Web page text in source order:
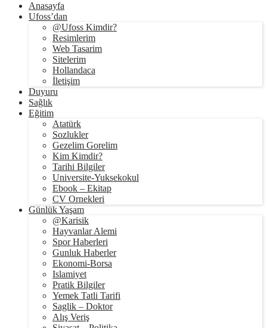
Anasayfa
Ufoss’dan
@Ufoss Kimdir?
Resimlerim
Web Tasarim
Sitelerim
Hollandaca
İletişim
Duyuru
Sağlık
Eğitim
Atatürk
Sozlukler
Gezelim Gorelim
Kim Kimdir?
Tarihi Bilgiler
Universite-Yuksekokul
Ebook – Ekitap
CV Ornekleri
Günlük Yaşam
@Karisik
Hayvanlar Alemi
Spor Haberleri
Gunluk Haberler
Ekonomi-Borsa
Islamiyet
Pratik Bilgiler
Yemek Tatli Tarifi
Saglik – Doktor
Alış Veriş